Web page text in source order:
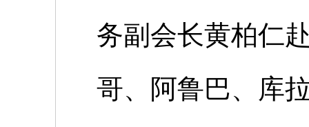
务副会长黄柏仁
哥、阿鲁巴、库